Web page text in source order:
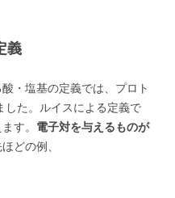
義
・塩基の定義では、プロト
した。ルイスによる定義で
す。 電子対を与えるものが
どの例、